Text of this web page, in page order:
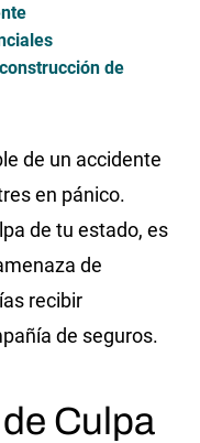
de
de un accidente
en pánico.
de tu estado, es
de
recibir
de seguros.
Culpa